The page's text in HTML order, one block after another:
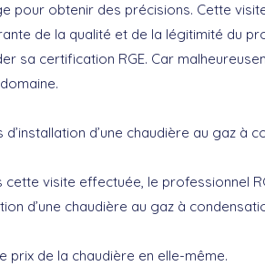
pour obtenir des précisions. Cette
de la qualité et de la légitimité du
sa certification RGE. Car
d’installation d’une chaudière au gaz à
cette visite effectuée, le professionnel
d’une chaudière au gaz à
prix de la chaudière en elle-même.